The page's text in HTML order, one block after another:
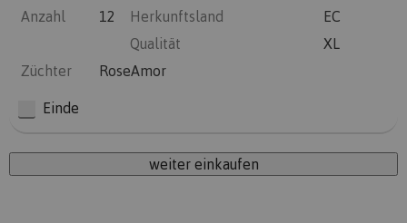
Anzahl
12 Herkunftsland
EC
Qualität
XL
Züchter
RoseAmor
Einde
weiter einkaufen